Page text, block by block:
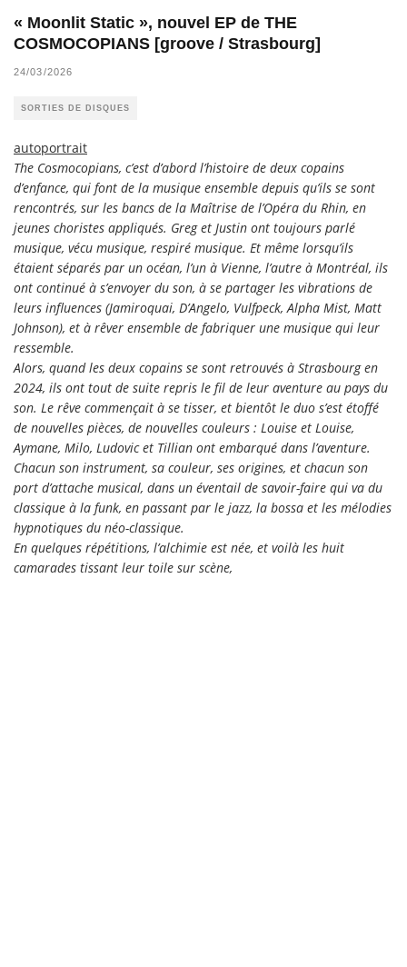
« Moonlit Static », nouvel EP de THE
COSMOCOPIANS [groove / Strasbourg]
24/03/2026
SORTIES DE DISQUES
autoportrait
The Cosmocopians, c’est d’abord l’histoire de deux copains
d’enfance, qui font de la musique ensemble depuis qu’ils se sont
rencontrés, sur les bancs de la Maîtrise de l’Opéra du Rhin, en
jeunes choristes appliqués. Greg et Justin ont toujours parlé
musique, vécu musique, respiré musique. Et même lorsqu’ils
étaient séparés par un océan, l’un à Vienne, l’autre à Montréal, ils
ont continué à s’envoyer du son, à se partager les vibrations de
leurs influences (Jamiroquai, D’Angelo, Vulfpeck, Alpha Mist, Matt
Johnson), et à rêver ensemble de fabriquer une musique qui leur
ressemble.
Alors, quand les deux copains se sont retrouvés à Strasbourg en
2024, ils ont tout de suite repris le fil de leur aventure au pays du
son. Le rêve commençait à se tisser, et bientôt le duo s’est étoffé
de nouvelles pièces, de nouvelles couleurs : Louise et Louise,
Aymane, Milo, Ludovic et Tillian ont embarqué dans l’aventure.
Chacun son instrument, sa couleur, ses origines, et chacun son
port d’attache musical, dans un éventail de savoir-faire qui va du
classique à la funk, en passant par le jazz, la bossa et les mélodies
hypnotiques du néo-classique.
En quelques répétitions, l’alchimie est née, et voilà les huit
camarades tissant leur toile sur scène,